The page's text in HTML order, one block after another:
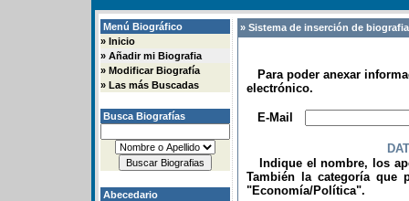
Menú Biográfico
» Inicio
» Añadir mi Biografia
» Modificar Biografía
» Las más Buscadas
Busca Biografías
Abecedario
» Sistema de inserción de
Para poder anexar
electrónico.
E-Mail
Indique el nombre, los
También la categoría que
"Economía/Política".